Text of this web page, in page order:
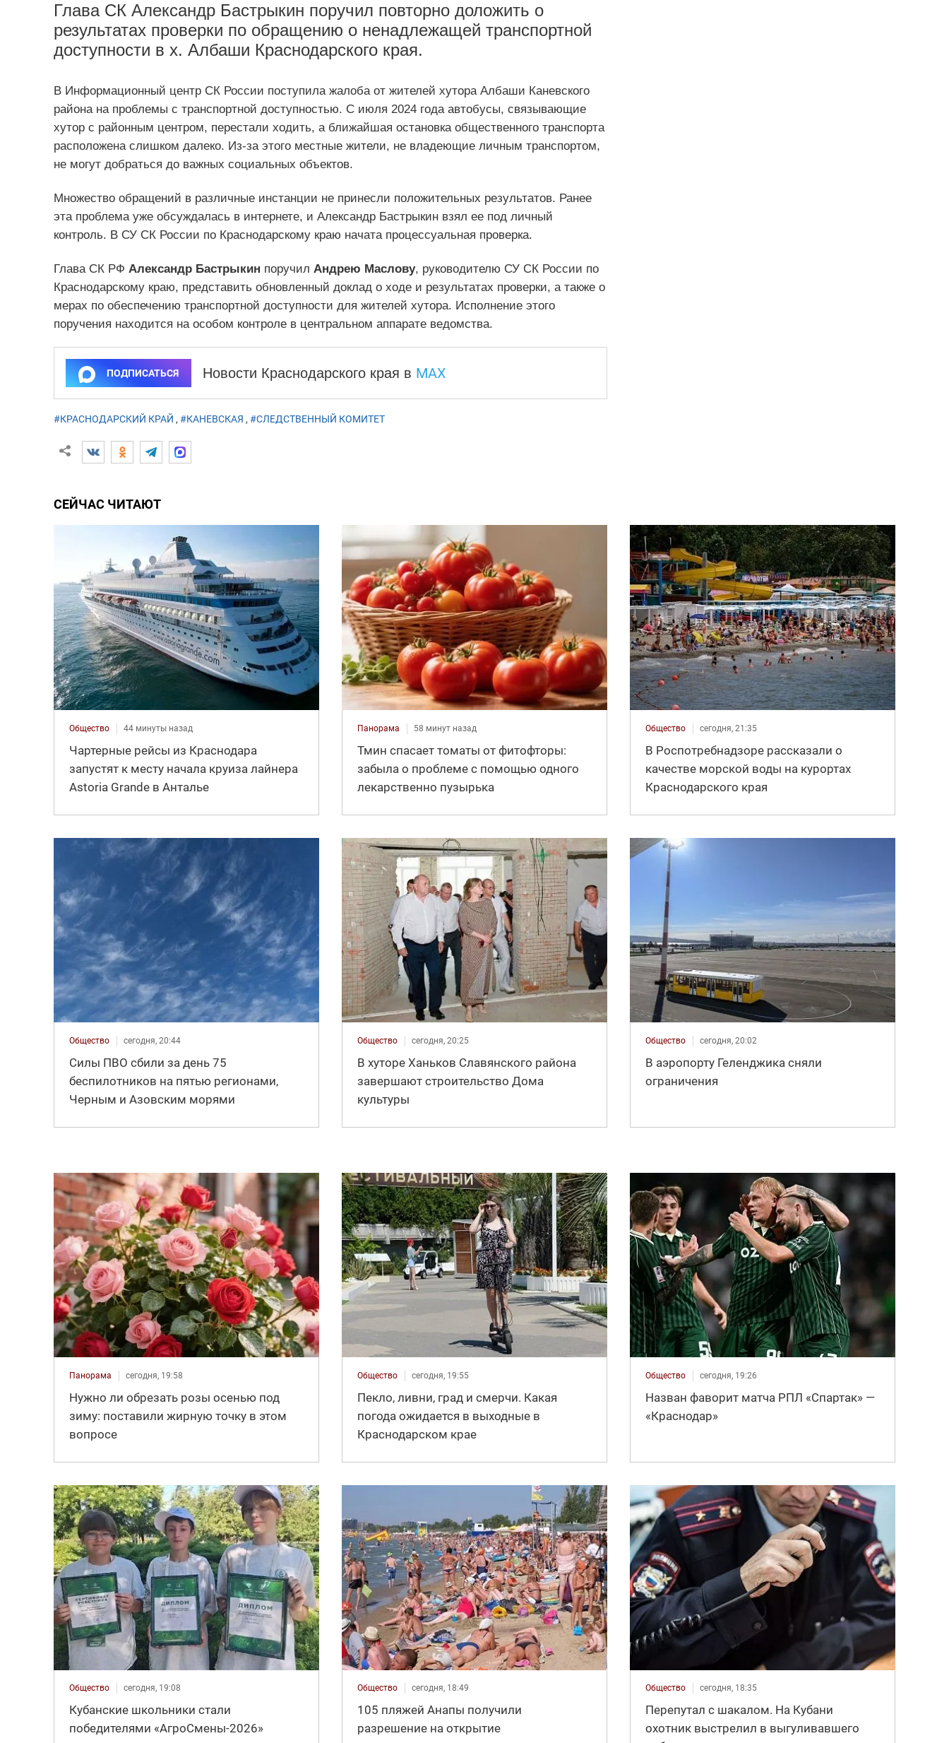
Глава СК Александр Бастрыкин поручил повторно доложить о
результатах проверки по обращению о ненадлежащей транспортной
доступности в х. Албаши Краснодарского края.
В Информационный центр СК России поступила жалоба от жителей хутора Албаши Каневского
района на проблемы с транспортной доступностью. С июля 2024 года автобусы, связывающие
хутор с районным центром, перестали ходить, а ближайшая остановка общественного транспорта
расположена слишком далеко. Из-за этого местные жители, не владеющие личным транспортом,
не могут добраться до важных социальных объектов.
Множество обращений в различные инстанции не принесли положительных результатов. Ранее
эта проблема уже обсуждалась в интернете, и Александр Бастрыкин взял ее под личный
контроль. В СУ СК России по Краснодарскому краю начата процессуальная проверка.
Глава СК РФ Александр Бастрыкин поручил Андрею Маслову, руководителю СУ СК России по
Краснодарскому краю, представить обновленный доклад о ходе и результатах проверки, а также о
мерах по обеспечению транспортной доступности для жителей хутора. Исполнение этого
поручения находится на особом контроле в центральном аппарате ведомства.
ПОДПИСАТЬСЯ Новости Краснодарского края в MAX
#КРАСНОДАРСКИЙ КРАЙ , #КАНЕВСКАЯ , #СЛЕДСТВЕННЫЙ КОМИТЕТ
СЕЙЧАС ЧИТАЮТ
Общество 44 минуты назад
Чартерные рейсы из Краснодара
запустят к месту начала круиза лайнера
Astoria Grande в Анталье
Панорама 58 минут назад
Тмин спасает томаты от фитофторы:
забыла о проблеме с помощью одного
лекарственно пузырька
Общество сегодня, 21:35
В Роспотребнадзоре рассказали о
качестве морской воды на курортах
Краснодарского края
Общество сегодня, 20:44
Силы ПВО сбили за день 75
беспилотников на пятью регионами,
Черным и Азовским морями
Общество сегодня, 20:25
В хуторе Ханьков Славянского района
завершают строительство Дома
культуры
Общество сегодня, 20:02
В аэропорту Геленджика сняли
ограничения
Панорама сегодня, 19:58
Нужно ли обрезать розы осенью под
зиму: поставили жирную точку в этом
вопросе
Общество сегодня, 19:55
Пекло, ливни, град и смерчи. Какая
погода ожидается в выходные в
Краснодарском крае
Общество сегодня, 19:26
Назван фаворит матча РПЛ «Спартак» —
«Краснодар»
Общество сегодня, 19:08
Кубанские школьники стали
победителями «АгроСмены-2026»
Общество сегодня, 18:49
105 пляжей Анапы получили
разрешение на открытие
Общество сегодня, 18:35
Перепутал с шакалом. На Кубани
охотник выстрелил в выгуливавшего